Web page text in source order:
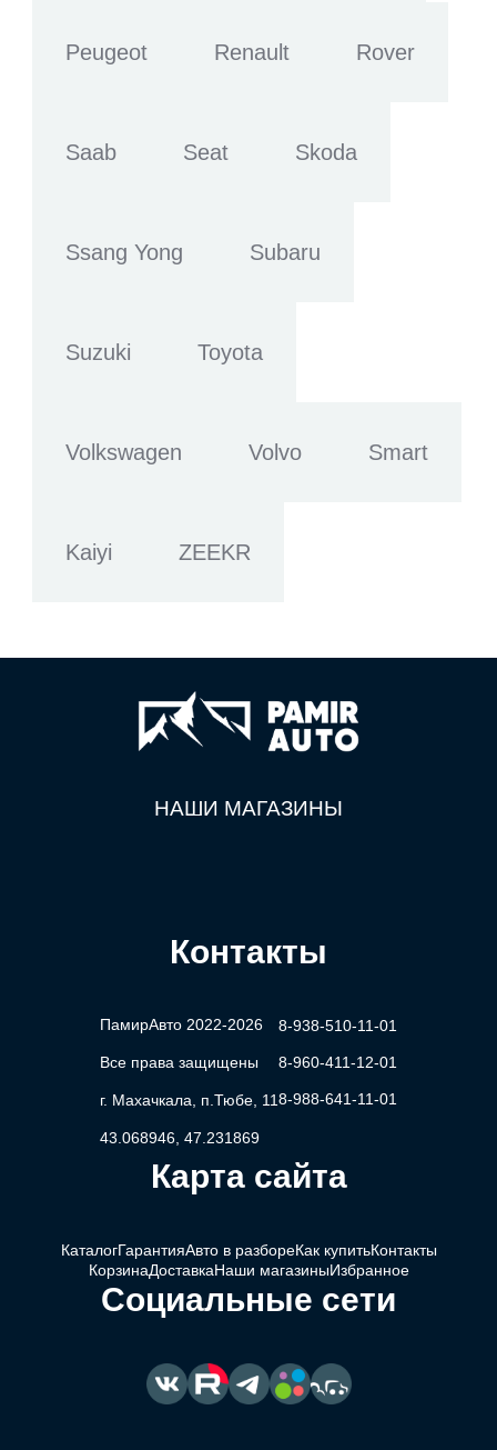
Peugeot Renault Rover
Saab Seat Skoda
Ssang Yong Subaru
Suzuki Toyota
Volkswagen Volvo Smart
Kaiyi ZEEKR
НАШИ МАГАЗИНЫ
Контакты
ПамирАвто 2022-2026
Все права защищены
г. Махачкала, п.Тюбе, 11
43.068946, 47.231869
8-938-510-11-01
8-960-411-12-01
8-988-641-11-01
Карта сайта
КаталогГарантияАвто в разбореКак купитьКонтакты
КорзинаДоставкаНаши магазиныИзбранное
Социальные сети